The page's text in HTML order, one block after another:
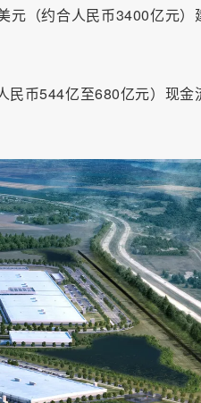
元（约合人民币3400亿元）
民币544亿至680亿元）现金